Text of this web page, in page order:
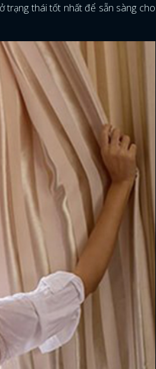
trạng thái tốt nhất để sẵn sàng cho